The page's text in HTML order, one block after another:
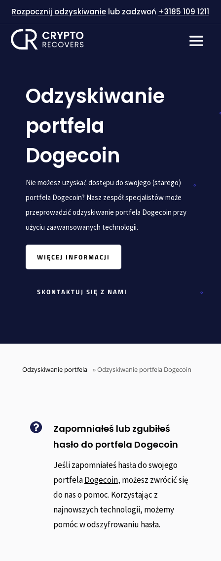
Rozpocznij odzyskiwanie lub zadzwoń +3185 109 1211
Odzyskiwanie
portfela
Dogecoin
Nie możesz uzyskać dostępu do swojego (starego)
portfela Dogecoin? Nasz zespół specjalistów może
przeprowadzić odzyskiwanie portfela Dogecoin przy
użyciu zaawansowanych technologii.
WIĘCEJ INFORMACJI
SKONTAKTUJ SIĘ Z NAMI
Odzyskiwanie portfela »Odzyskiwanie portfela Dogecoin

Zapomniałeś lub zgubiłeś
hasło do portfela Dogecoin
Jeśli zapomniałeś hasła do swojego
portfelaDogecoin, możesz zwrócić się
do nas o pomoc. Korzystając z
najnowszych technologii, możemy
pomóc w odszyfrowaniu hasła.